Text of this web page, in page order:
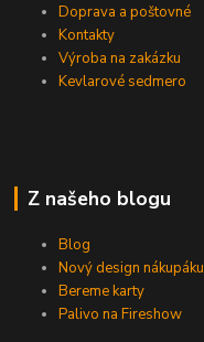
Doprava a poštovné
Kontakty
Výroba na zakázku
Kevlarové sedmero
Z našeho blogu
Blog
Nový design nákupáku
Bereme karty
Palivo na Fireshow